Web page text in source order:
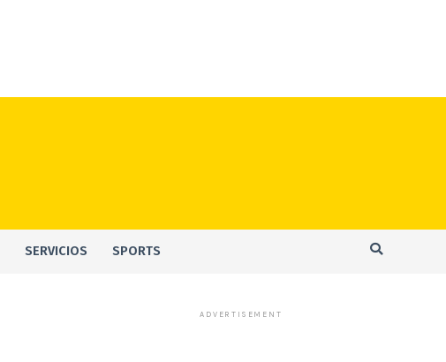
SERVICIOS SPORTS
ADVERTISEMENT